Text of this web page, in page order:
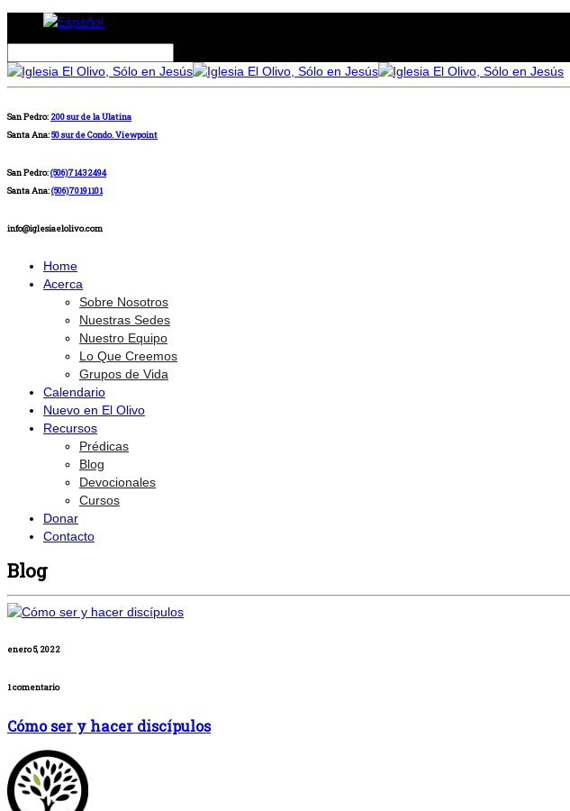
San Pedro: 200 sur de la Ulatina
Santa Ana:50 sur de Condo. Viewpoint
San Pedro:(506)71432494
Santa Ana:(506)70191101
info@iglesiaelolivo.com
Home
Acerca
Sobre Nosotros
Nuestras Sedes
Nuestro Equipo
Lo Que Creemos
Grupos de Vida
Calendario
Nuevo en El Olivo
Recursos
Prédicas
Blog
Devocionales
Cursos
Donar
Contacto
Blog
enero 5, 2022
1 comentario
Cómo ser y hacer discípulos